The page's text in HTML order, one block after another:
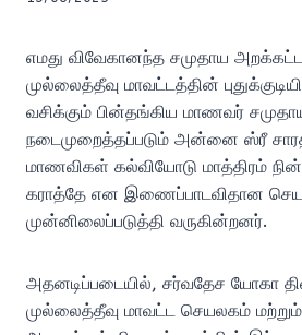
எமது விவேகானந்த சமுதாய
முல்லைத்தீவு மாவட்டத்தின்
வசிக்கும் பின்தங்கிய மாணவர்
நடைமுறைத்தப்படும் அன்னை ஸ்ரீ
மாணவிகள் கல்வியோடு மாத்திரம்
கராத்தே என இணைப்பாடவிதான
முன்னிலைப்படுத்தி வருகின்றனர்.
அதனடிப்படையில், சர்வதேச யோகா
முல்லைத்தீவு மாவட்ட செயலகம்